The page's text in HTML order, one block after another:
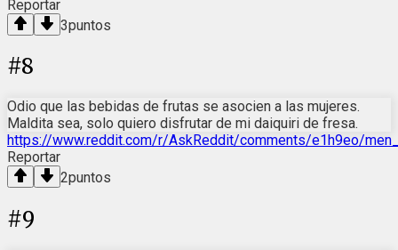
Reportar
3puntos
#8
Odio que las bebidas de frutas se asocien a las mujeres.
Maldita sea, solo quiero disfrutar de mi daiquiri de fresa.
https://www.reddit.com/r/AskReddit/comments/e1h9eo/
Reportar
2puntos
#9